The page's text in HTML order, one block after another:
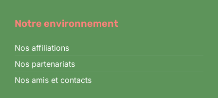
Notre environnement
Nos affiliations
Nos partenariats
Nos amis et contacts